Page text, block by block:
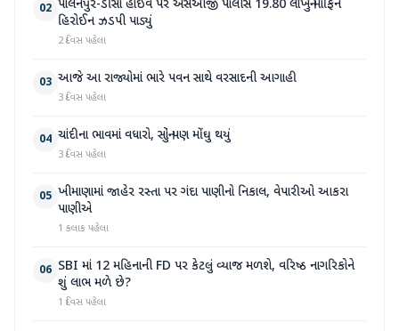
02 પાલનપુર-ડીસા હાઇવે પર એસઓજી પોલીસે 19.80 લાખનું મોર્ફિન
હિરોઈન ઝડપી પાડ્યું
2 દિવસ પહેલા
03 આજે આ રાજ્યોમાં ભારે પવન સાથે વરસાદની આગાહી
3 દિવસ પહેલા
04 ચાંદીના ભાવમાં વધારો, સોનું પણ મોંઘુ થયું
3 દિવસ પહેલા
05 ખીમાણામાં જાહેર રસ્તા પર ગંદા પાણીનો નિકાલ, વેપારીઓ આકરા
પાણીએ
1 કલાક પહેલા
06 SBI માં 12 મહિનાની FD પર કેટલું વ્યાજ મળશે, વરિષ્ઠ નાગરિકોને
શું લાભ મળે છે?
1 દિવસ પહેલા